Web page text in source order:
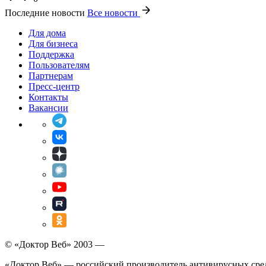
Последние новости Все новости
Для дома
Для бизнеса
Поддержка
Пользователям
Партнерам
Пресс-центр
Контакты
Вакансии
© «Доктор Веб» 2003 —